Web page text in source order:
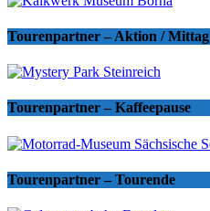
Tourenpartner – Aktion / Mittag
Tourenpartner – Kaffeepause
Tourenpartner – Tourende